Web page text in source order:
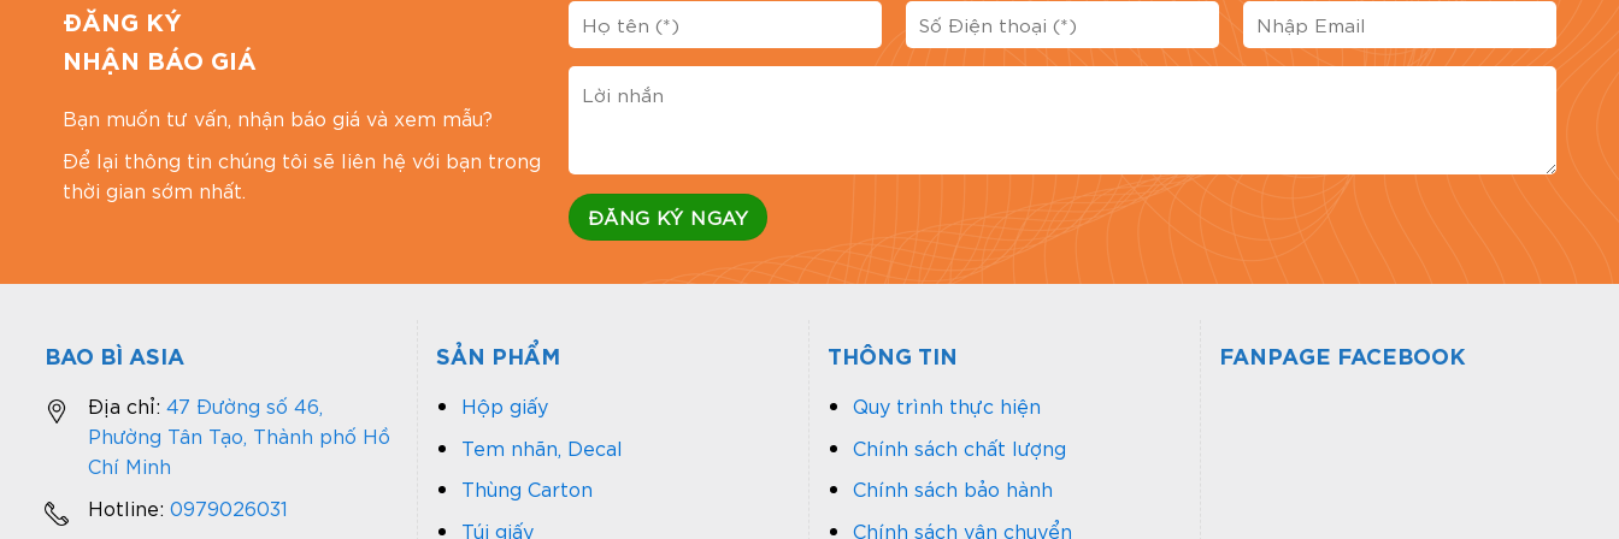
Đánh giá bài viết
ĐĂNG KÝ
NHẬN BÁO GIÁ
Bạn muốn tư vấn, nhận báo giá và xem mẫu?
Để lại thông tin chúng tôi sẽ liên hệ với bạn trong
thời gian sớm nhất.
BAO BÌ ASIA
Địa chỉ: 47 Đường số 46,
Phường Tân Tạo, Thành phố Hồ
Chí Minh
Hotline: 0979026031
SẢN PHẨM
Hộp giấy
Tem nhãn, Decal
Thùng Carton
Túi giấy
THÔNG TIN
Quy trình thực hiện
Chính sách chất lượng
Chính sách bảo hành
Chính sách vận chuyển
FANPAGE FACEBOOK